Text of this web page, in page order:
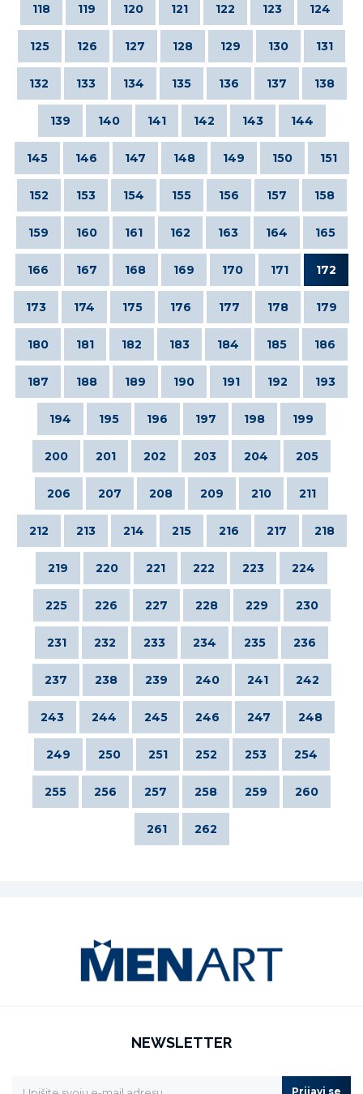
118 119 120 121 122 123 124
125 126 127 128 129 130 131
132 133 134 135 136 137 138
139 140 141 142 143 144
145 146 147 148 149 150 151
152 153 154 155 156 157 158
159 160 161 162 163 164 165
166 167 168 169 170 171 172
173 174 175 176 177 178 179
180 181 182 183 184 185 186
187 188 189 190 191 192 193
194 195 196 197 198 199
200 201 202 203 204 205
206 207 208 209 210 211
212 213 214 215 216 217 218
219 220 221 222 223 224
225 226 227 228 229 230
231 232 233 234 235 236
237 238 239 240 241 242
243 244 245 246 247 248
249 250 251 252 253 254
255 256 257 258 259 260
261 262
NEWSLETTER
Prijavi se